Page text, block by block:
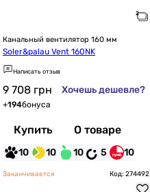
Канальный вентилятор 160 мм
Soler&palau Vent 160NK
Написать отзыв
9 708 грн Хочешь дешевле?
+194бонуса
Купить О товаре
10 10 10 5 10
Заканчивается Код: 274492